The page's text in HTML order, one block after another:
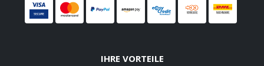
IHRE VORTEILE